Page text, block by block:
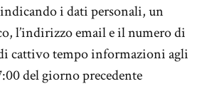
indicando i dati personali, un
l’indirizzo emaile il numero di
cattivo tempo informazioni agli
del giorno precedente